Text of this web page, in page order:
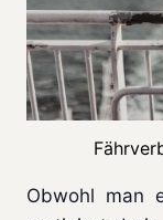
Obwohl man